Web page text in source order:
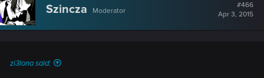
Szincza Moderator
#466
Apr 3, 2015
zi3lona said: